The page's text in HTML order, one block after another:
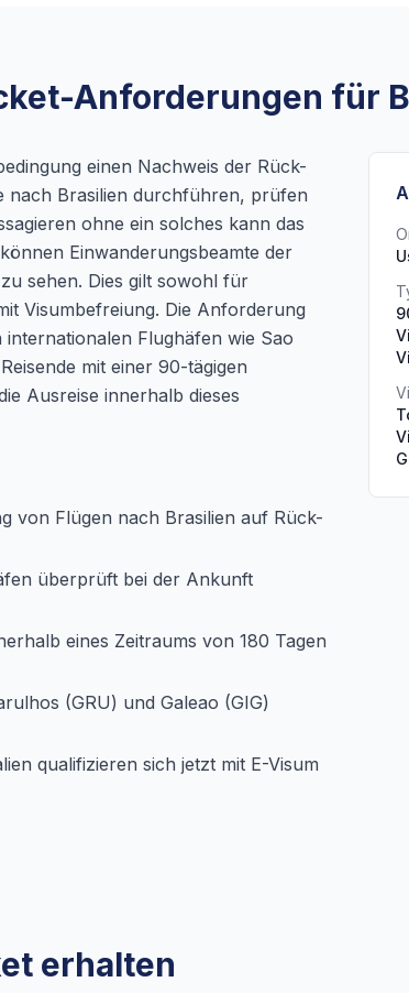
Anforderungen für
einen Nachweis der Rück-
nach Brasilien durchführen, prüfen
ohne ein solches kann das
Einwanderungsbeamte der
sehen. Dies gilt sowohl für
Visumbefreiung. Die Anforderung
Flughäfen wie Sao
mit einer 90-tägigen
Ausreise innerhalb dieses
von Flügen nach Brasilien auf Rück-
überprüft bei der Ankunft
eines Zeitraums von 180 Tagen
(GRU) und Galeao (GIG)
qualifizieren sich jetzt mit E-Visum
erhalten